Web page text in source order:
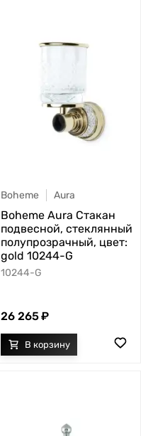
Boheme Aura
Boheme Aura Стакан
подвесной, стеклянный
полупрозрачный, цвет:
gold 10244-G
10244-G
26 265